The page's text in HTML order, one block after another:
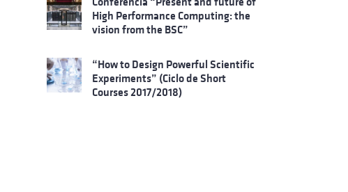
High Performance Computing: the
vision from the BSC”
“How to Design Powerful Scientific
Experiments” (Ciclo de Short
Courses 2017/2018)